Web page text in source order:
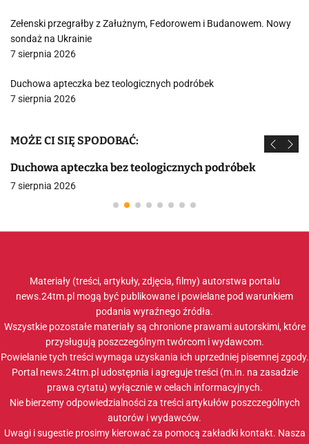
Zełenski przegrałby z Załużnym, Fedorowem i Budanowem. Nowy
sondaż na Ukrainie
7 sierpnia 2026
Duchowa apteczka bez teologicznych podróbek
7 sierpnia 2026
MOŻE CI SIĘ SPODOBAĆ:
Duchowa apteczka bez teologicznych podróbek
7 sierpnia 2026
Materiały (treści, artykuły, zdjęcia, filmy) autorstwa portalu
news.24tm.pl mogą być publikowane i powielane pod warunkiem
podania wyraźnego źródła.
Wszystkie pozostałe materiały są chronione prawami autorskimi, które
przysługują poszczególnym twórcom i wydawcom.
Powielanie tych treści wymaga uzyskania ich uprzedniej pisemnej zgody.
Portal news.24tm.pl udostępnia i agreguje treści (m.in. na zasadzie
prawa cytatu) wyłącznie w celach informacyjnych.
Nie bierzemy odpowiedzialności za treści artykułów poszczególnych
autorów i wydawców.
Uwagi i sugestie prosimy kierować za pomocą zakładki kontakt. Nasza